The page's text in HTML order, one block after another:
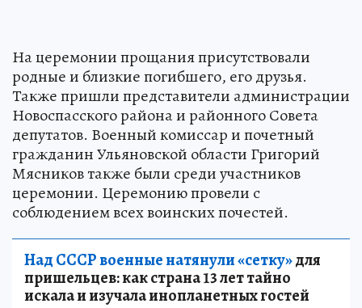
На церемонии прощания присутствовали
родные и близкие погибшего, его друзья.
Также пришли представители администрации
Новоспасского района и районного Совета
депутатов. Военный комиссар и почетный
гражданин Ульяновской области Григорий
Мясников также были среди участников
церемонии. Церемонию провели с
соблюдением всех воинских почестей.
Над СССР военные натянули «сетку»для
пришельцев: как страна 13 лет тайно
искала и изучала инопланетных гостей